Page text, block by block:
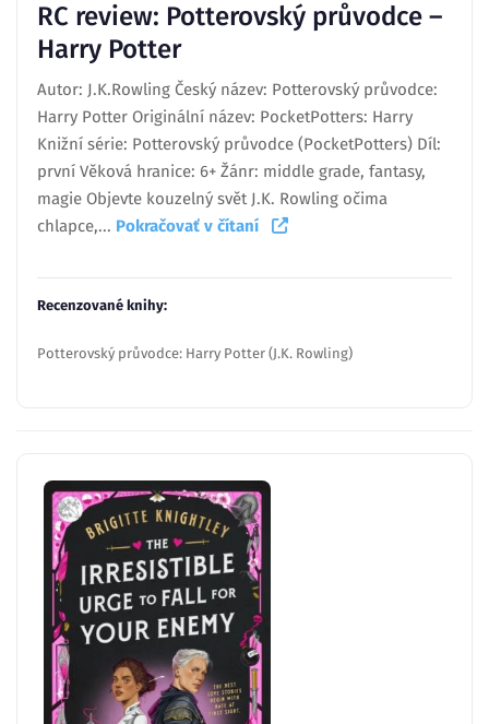
RC review: Potterovský průvodce –
Harry Potter
Autor: J.K.Rowling Český název: Potterovský průvodce:
Harry Potter Originální název: PocketPotters: Harry
Knižní série: Potterovský průvodce (PocketPotters) Díl:
první Věková hranice: 6+ Žánr: middle grade, fantasy,
magie Objevte kouzelný svět J.K. Rowling očima
chlapce,... Pokračovať v čítaní
Recenzované knihy:
Potterovský průvodce: Harry Potter (J.K. Rowling)